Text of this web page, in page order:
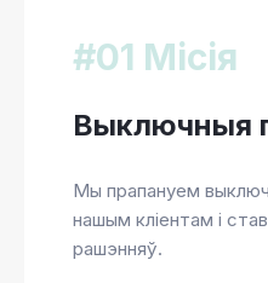
#01 Місія
Выключныя
Мы прапануем
нашым кліентам і
рашэнняў.